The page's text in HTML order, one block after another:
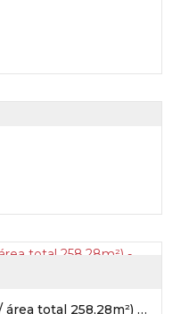
Moradia (T4) c/ piscina - (c/ área total 258,28m²) - Possacos / Valpaços